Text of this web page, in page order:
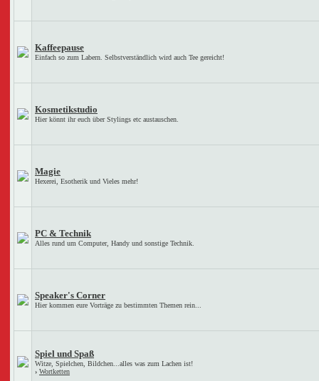
Kaffeepause
Einfach so zum Labern. Selbstverständlich wird auch Tee gereicht!
Kosmetikstudio
Hier könnt ihr euch über Stylings etc austauschen.
Magie
Hexerei, Esotherik und Vieles mehr!
PC & Technik
Alles rund um Computer, Handy und sonstige Technik.
Speaker's Corner
Hier kommen eure Vorträge zu bestimmten Themen rein...
Spiel und Spaß
Witze, Spielchen, Bildchen...alles was zum Lachen ist!
› Wortketten